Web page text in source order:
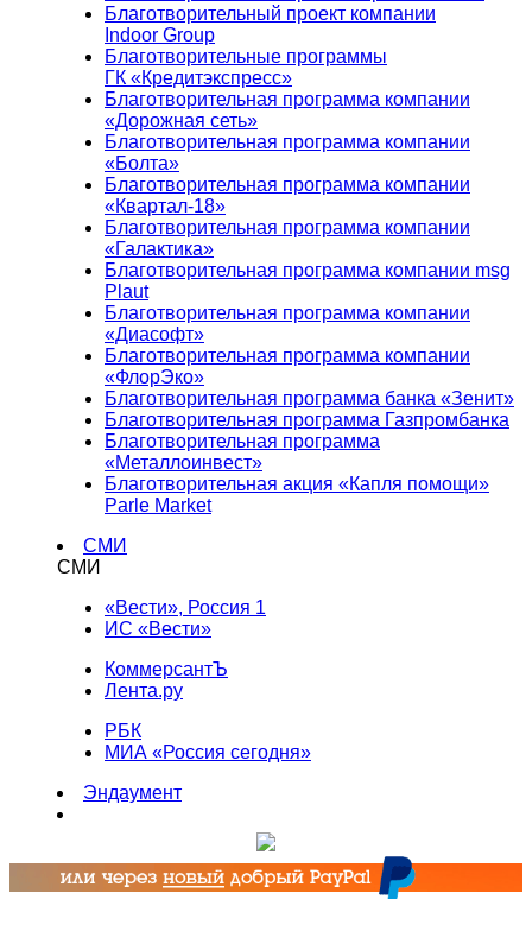
Благотворительный проект компании
Indoor Group
Благотворительные программы
ГК «Кредитэкспресс»
Благотворительная программа компании
«Дорожная сеть»
Благотворительная программа компании
«Болта»
Благотворительная программа компании
«Квартал-18»
Благотворительная программа компании
«Галактика»
Благотворительная программа компании msg
Plaut
Благотворительная программа компании
«Диасофт»
Благотворительная программа компании
«ФлорЭко»
Благотворительная программа банка «Зенит»
Благотворительная программа Газпромбанка
Благотворительная программа
«Металлоинвест»
Благотворительная акция «Капля помощи»
Parle Market
СМИ
СМИ
«Вести», Россия 1
ИС «Вести»
КоммерсантЪ
Лента.ру
РБК
МИА «Россия сегодня»
Эндаумент